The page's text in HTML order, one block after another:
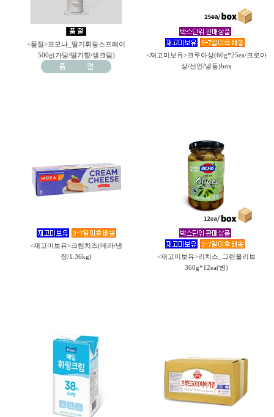
<품절>포모나_딸기휘핑스프레이
500g(가당/딸기향/생크림)
<재고미보유>크루아상(60g*25ea/크로아
상/선인/냉동)box
<재고미보유>크림치즈(메라/냉
장/1.36kg)
<재고미보유>리치스_그린올리브
360g*12ea(병)